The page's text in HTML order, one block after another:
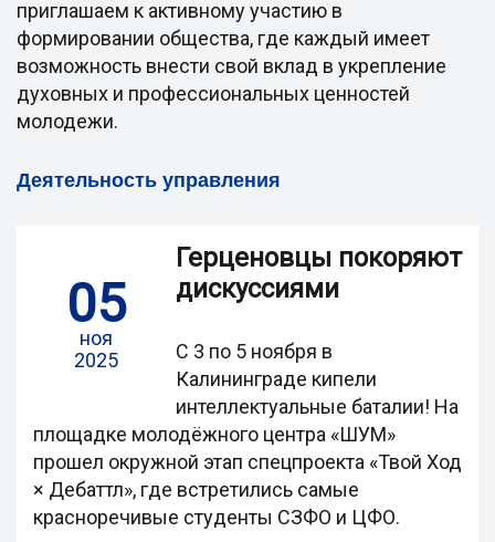
приглашаем к активному участию в
формировании общества, где каждый имеет
возможность внести свой вклад в укрепление
духовных и профессиональных ценностей
молодежи.
Деятельность управления
05
ноя
2025
Герценовцы покоряют
дискуссиями
С 3 по 5 ноября в
Калининграде кипели
интеллектуальные баталии! На
площадке молодёжного центра «ШУМ»
прошел окружной этап спецпроекта «Твой Ход
× Дебаттл», где встретились самые
красноречивые студенты СЗФО и ЦФО.